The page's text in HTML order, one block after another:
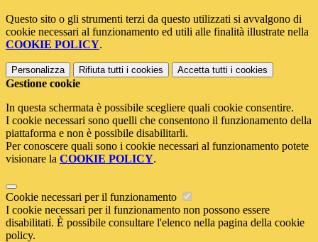
Questo sito o gli strumenti terzi da questo utilizzati si avvalgono di
cookie necessari al funzionamento ed utili alle finalità illustrate nella
COOKIE POLICY.
Personalizza Rifiuta tutti i cookies Accetta tutti i cookies
Gestione cookie
In questa schermata è possibile scegliere quali cookie consentire.
I cookie necessari sono quelli che consentono il funzionamento della
piattaforma e non è possibile disabilitarli.
Per conoscere quali sono i cookie necessari al funzionamento potete
visionare la COOKIE POLICY.
Cookie necessari per il funzionamento
I cookie necessari per il funzionamento non possono essere
disabilitati. È possibile consultare l'elenco nella pagina della cookie
policy.